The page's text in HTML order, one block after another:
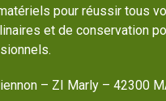
pour réussir tous
et de conservation
– ZI Marly – 42300